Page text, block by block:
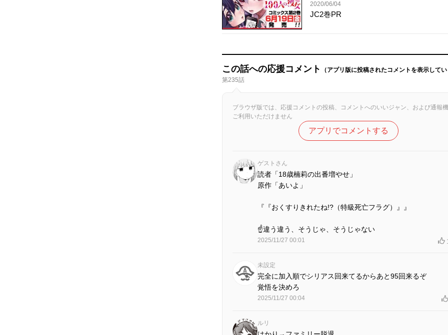
2020/06/04
JC2巻PR
この話への応援コメント
（アプリ版に投稿されたコメントを表示して
第235話
ブラウザ版では、応援コメントの投稿、コメントへのいいジャン、および通報
ご利用いただけません
アプリでコメントする
ゲストさん
読者「18歳楠莉の出番増やせ」
原作「あいよ」
『『おくすりきれたね!?（特級死亡フラグ）』』
☝️違う違う、そうじゃ、そうじゃない
2025/11/27 00:01
未設定
完全に加入順でシリアス回来てるからあと95回来るぞ
覚悟を決めろ
2025/11/27 00:04
ルリ